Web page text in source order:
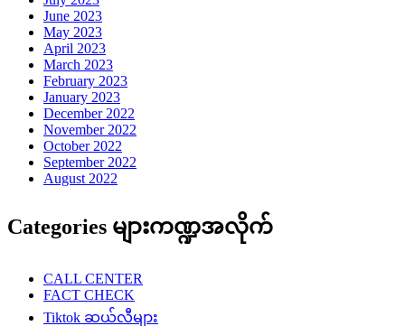
June 2023
May 2023
April 2023
March 2023
February 2023
January 2023
December 2022
November 2022
October 2022
September 2022
August 2022
Categories များကဏ္ဍအလိုက်
CALL CENTER
FACT CHECK
Tiktok ဆယ်လီများ